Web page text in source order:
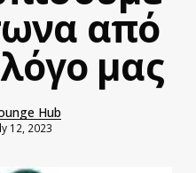
από
μας
Hub
12, 2023